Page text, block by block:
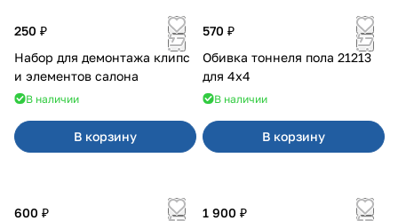
250 ₽
Набор для демонтажа клипс
и элементов салона
В наличии
В корзину
570 ₽
Обивка тоннеля пола 21213
для 4x4
В наличии
В корзину
600 ₽
1 900 ₽